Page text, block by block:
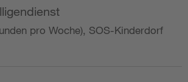
pro Woche), SOS-Kinderdorf